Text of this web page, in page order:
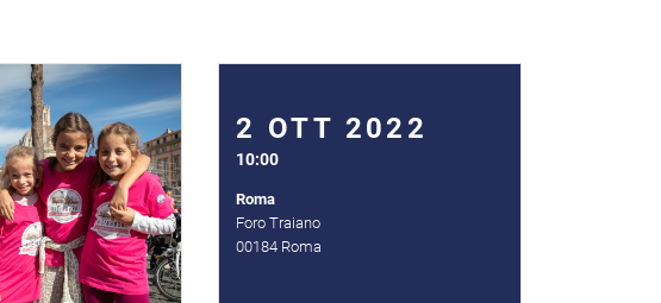
2 OTT 2022
10:00
Roma
Foro Traiano
00184 Roma